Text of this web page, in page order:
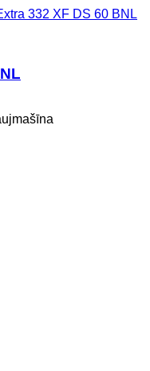
332 XF DS 60 BNL